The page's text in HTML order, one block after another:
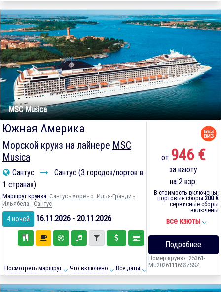
MSC Musica
Южная Америка
Морской круиз на лайнере MSC
Musica
Сантус
Сантус (3 городов/портов в
1 странах)
Маршрут круиза: Сантус - море - о. Илья-Гранди -
Ильябела - Сантус
4 ночей 16.11.2026 - 20.11.2026
Посмотреть маршрут Что включено Все даты
от 946 €
за каюту
на 2 взр.
В стоимость включены:
портовые сборы 200 €
сервисные сборы
включены
все каюты
Подробнее
Номер круиза: 25361-
MU20261116SSZSSZ